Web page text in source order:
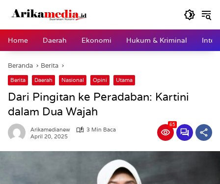
Home
Daerah Ekonomi Hukum & Kriminal
Beranda Berita
Berita Daerah Nasional Opini Utama
Dari Pingitan ke Peradaban: Kartini
dalam Dua Wajah
Arikamedianew
3 Min Baca
April 20, 2025
65